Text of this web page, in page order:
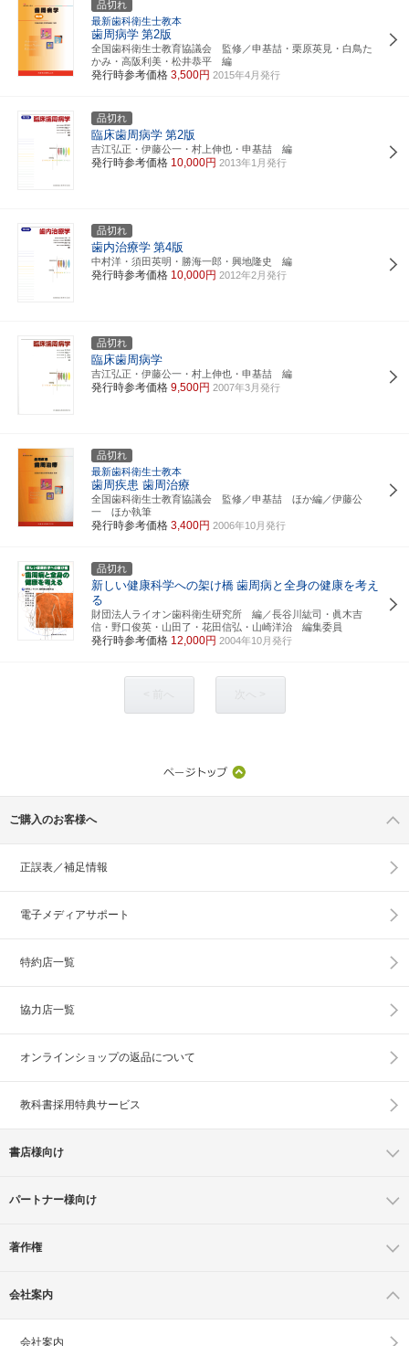
品切れ
最新歯科衛生士教本
歯周病学 第2版
全国歯科衛生士教育協議会 監修／申基喆・栗原英見・白鳥た
かみ・高阪利美・松井恭平 編
発行時参考価格 3,500円 2015年4月発行
品切れ
臨床歯周病学 第2版
吉江弘正・伊藤公一・村上伸也・申基喆 編
発行時参考価格 10,000円 2013年1月発行
品切れ
歯内治療学 第4版
中村洋・須田英明・勝海一郎・興地隆史 編
発行時参考価格 10,000円 2012年2月発行
品切れ
臨床歯周病学
吉江弘正・伊藤公一・村上伸也・申基喆 編
発行時参考価格 9,500円 2007年3月発行
品切れ
最新歯科衛生士教本
歯周疾患 歯周治療
全国歯科衛生士教育協議会 監修／申基喆 ほか編／伊藤公
一 ほか執筆
発行時参考価格 3,400円 2006年10月発行
品切れ
新しい健康科学への架け橋 歯周病と全身の健康を考え
る
財団法人ライオン歯科衛生研究所 編／長谷川紘司・眞木吉
信・野口俊英・山田了・花田信弘・山崎洋治 編集委員
発行時参考価格 12,000円 2004年10月発行
ご購入のお客様へ
正誤表／補足情報
電子メディアサポート
特約店一覧
協力店一覧
オンラインショップの返品について
教科書採用特典サービス
書店様向け
パートナー様向け
著作権
会社案内
会社案内